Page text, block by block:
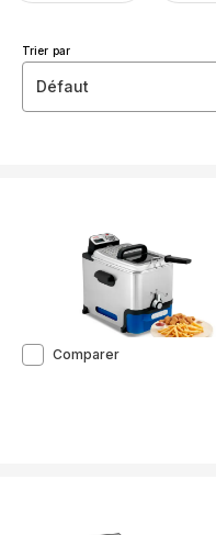
Trier par
Défaut
ComparerOleo
3.5L,